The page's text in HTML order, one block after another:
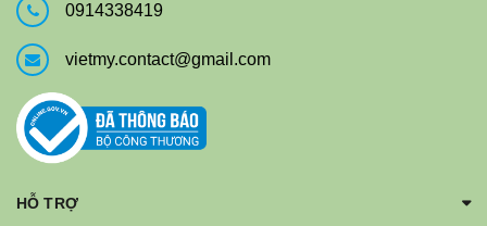
0914338419
vietmy.contact@gmail.com
HỖ TRỢ